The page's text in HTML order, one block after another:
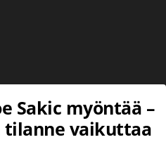
Sakic myöntää –
tilanne vaikuttaa